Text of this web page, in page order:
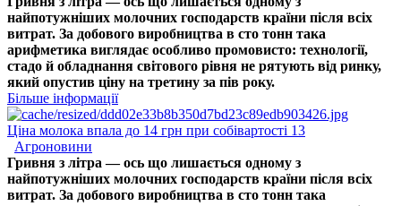
найпотужніших молочних господарств країни після всіх
витрат. За добового виробництва в сто тонн така
арифметика виглядає особливо промовисто: технології,
стадо й обладнання світового рівня не рятують від ринку,
який опустив ціну на третину за пів року.
Більше інформації
Ціна молока впала до 14 грн при собівартості 13
Агроновини
Гривня з літра — ось що лишається одному з
найпотужніших молочних господарств країни після всіх
витрат. За добового виробництва в сто тонн така